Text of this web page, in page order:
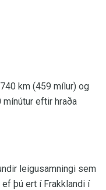
km (459 mílur) og
eftir hraða
leigusamningi sem
þú ert í Frakklandi í